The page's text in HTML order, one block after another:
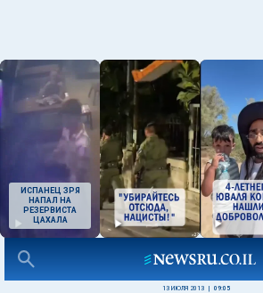
ИСПАНЕЦ ЗРЯ
НАПАЛ НА
РЕЗЕРВИСТА
ЦАХАЛА
13 ИЮЛЯ 2013 09:05